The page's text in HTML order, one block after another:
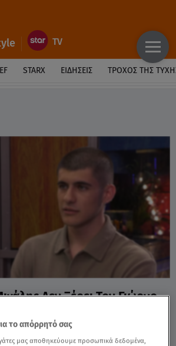
STARX ΕΙΔΉΣΕΙΣ ΤΡΟΧΌΣ ΤΗΣ
Δεν Ξέρει Τον Γιώργο
το απόρρητό σας
μας αποθηκεύουμε προσωπικά δεδομένα,